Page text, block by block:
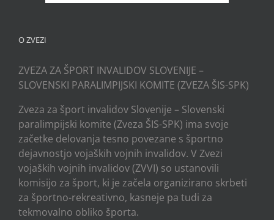
O ZVEZI
ZVEZA ZA ŠPORT INVALIDOV SLOVENIJE –
SLOVENSKI PARALIMPIJSKI KOMITE (ZVEZA ŠIS-SPK)
Zveza za šport invalidov Slovenije – Slovenski
paralimpijski komite (Zveza ŠIS-SPK) ima svoje
začetke delovanja tesno povezane s športno
dejavnostjo vojaških vojnih invalidov. V Zvezi
vojaških vojnih invalidov (ZVVI) so ustanovili
komisijo za šport, ki je začela organizirano skrbeti
za športno-rekreativno, kasneje pa tudi za
tekmovalno obliko športa.